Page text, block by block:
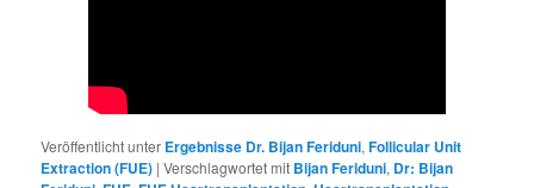
Veröffentlicht unter Ergebnisse Dr. Bijan Feriduni,Follicular Unit
Extraction (FUE) |Verschlagwortet mit Bijan Feriduni, Dr: Bijan